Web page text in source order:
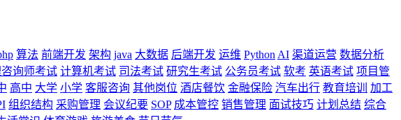
算法 前端开发 架构 java 大数据 后端开发 运维 Python AI 渠道运营 数据分析
询师考试 计算机考试 司法考试 研究生考试 公务员考试 软考 英语考试 项目管
高中 大学 小学 客服咨询 其他岗位 酒店餐饮 金融保险 汽车出行 教育培训
加工
组织结构 采购管理 会议纪要 SOP 成本管控 销售管理 面试技巧 计划总结 综合